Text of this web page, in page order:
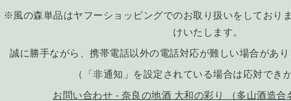
※風の森単品はヤフーショッピングでのお取り扱いをしており
けいたします。
誠に勝手ながら、携帯電話以外の電話対応が難しい場合があり
（「非通知」を設定されている場合は応対でき
お問い合わせ - 奈良の地酒 大和の彩り （多山酒造